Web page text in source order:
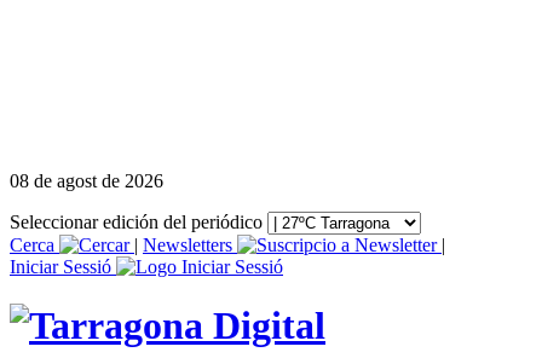
08 de agost de 2026
Seleccionar edición del periódico
Cerca
| Newsletters
|
Iniciar Sessió